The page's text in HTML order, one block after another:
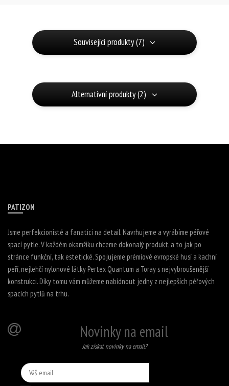
Související produkty (7)
Alternativní produkty (2)
PATIZON
Jsme perfekcionisté a fanatici na detail. Navrhujeme a vyrábíme péřové
spací pytle. V každém okamžiku chceme dokonalý produkt, a to jak po
stránce funkční, tak estetické. Spojujeme prémiové evropské husí a kachní
peří, nejlehčí nylonové látky Pertex Quantum a Toray s nejvybroušenější
konstrukci. Díky tomu vám můžeme nabídnout jedny z nejlepších péřových
spacích pytlů na trhu.
Novinky na email
Jak získat novinky na email?